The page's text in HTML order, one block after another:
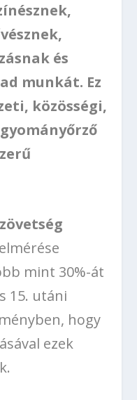
és
munkát. Ez
közösségi,
mint 30%-át
15. utáni
hogy
ezek